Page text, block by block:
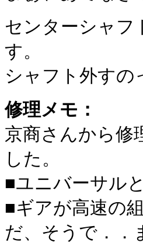
センターシャフ
す。
シャフト外すの
修理メモ：
京商さんから修
した。
■ユニバーサル
■ギアが高速の
だ、そうで．．